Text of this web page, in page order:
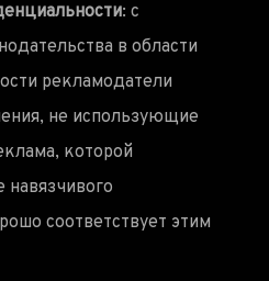
: с
в области
рекламодатели
не использующие
которой
навязчивого
соответствует этим